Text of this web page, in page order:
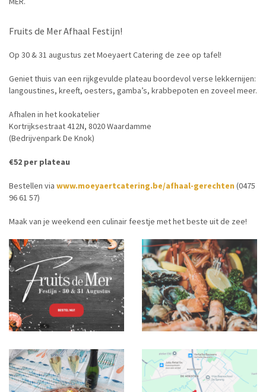
Fruits de Mer Afhaal Festijn!
Op 30 & 31 augustus zet Moeyaert Catering de zee op tafel!
Geniet thuis van een rijkgevulde plateau boordevol verse lekkernijen:
langoustines, kreeft, oesters, gamba’s, krabbepoten en zoveel meer.
Afhalen in het kookatelier
Kortrijksestraat 412N, 8020 Waardamme
(Bedrijvenpark De Knok)
€52 per plateau
Bestellen via www.moeyaertcatering.be/afhaal-gerechten (0475
96 61 57)
Maak van je weekend een culinair feestje met het beste uit de zee!